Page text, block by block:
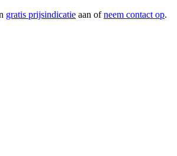
gratis prijsindicatie aan ofneem contact op.